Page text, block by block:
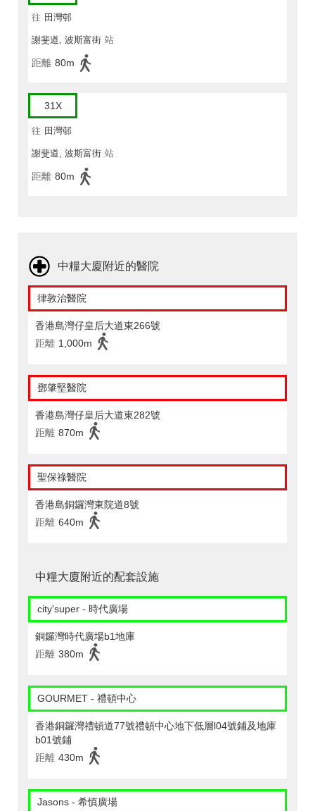
往 田灣邨
謝斐道, 波斯富街 站
距離 80m
31X
往 田灣邨
謝斐道, 波斯富街 站
距離 80m
中糧大廈附近的醫院
律敦治醫院
香港島灣仔皇后大道東266號
距離 1,000m
鄧肇堅醫院
香港島灣仔皇后大道東282號
距離 870m
聖保祿醫院
香港島銅鑼灣東院道8號
距離 640m
中糧大廈附近的配套設施
city'super - 時代廣場
銅鑼灣時代廣場b1地庫
距離 380m
GOURMET - 禮頓中心
香港銅鑼灣禮頓道77號禮頓中心地下低層l04號鋪及地庫
b01號鋪
距離 430m
Jasons - 希慎廣場